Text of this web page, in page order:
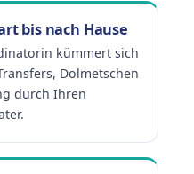
bis nach Hause
kümmert sich
Dolmetschen
durch Ihren